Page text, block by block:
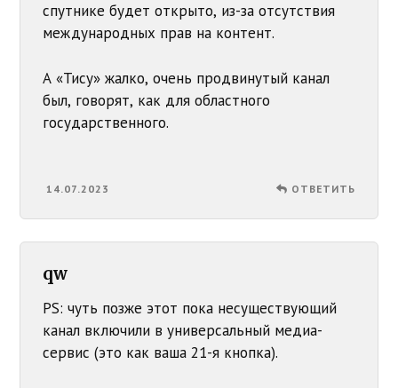
спутнике будет открыто, из-за отсутствия
международных прав на контент.
А «Тису» жалко, очень продвинутый канал
был, говорят, как для областного
государственного.
14.07.2023 ОТВЕТИТЬ
qw
PS: чуть позже этот пока несуществующий
канал включили в универсальный медиа-
сервис (это как ваша 21-я кнопка).